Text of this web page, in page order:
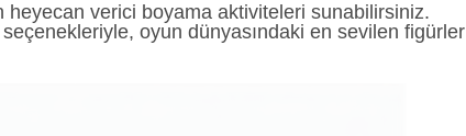
heyecan verici boyama aktiviteleri sunabilirsiniz.
seçenekleriyle, oyun dünyasındaki en sevilen figürler